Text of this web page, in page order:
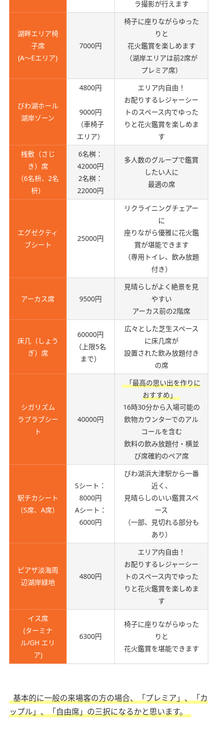
ラ撮影が行えます
湖畔エリア椅
子席
(A〜Eエリア)
7000円
椅子に座りながらゆった
りと
花火鑑賞を楽しめます
（湖岸エリアは前2席が
プレミア席）
びわ湖ホール
湖岸ゾーン
4800円
9000円
（車椅子
エリア）
エリア内自由！
お配りするレジャーシー
トのスペース内でゆった
りと花火鑑賞を楽しめま
す
桟敷（さじ
き）席
（6名枡、2名
枡）
6名桝：
42000円
2名桝：
22000円
多人数のグループで鑑賞
したい人に
最適の席
エグゼクティ
ブシート
25000円
リクライニングチェアー
に
座りながら優雅に花火鑑
賞が堪能できます
（専用トイレ、飲み放題
付き）
アーカス席 9500円
見晴らしがよく絶景を見
やすい
アーカス前の2階席
床几（しょう
ぎ）席
60000円
（上限5名
まで）
広々とした芝生スペース
に床几席が
設置された飲み放題付き
の席
シガリズム
ラブラブシー
ト
40000円
「最高の思い出を作りに
おすすめ」
16時30分から入場可能の
飲物カウンターでのアル
コールを含む
飲料の飲み放題付・横並
び席確約のペア席
駅チカシート
（S席、A席）
Sシート：
8000円
Aシート：
6000円
びわ湖浜大津駅から一番
近く、
見晴らしのいい鑑賞スペ
ース
（一部、見切れる部分も
あり）
ピアザ淡海周
辺湖岸緑地
4800円
エリア内自由！
お配りするレジャーシー
トのスペース内でゆった
りと花火鑑賞を楽しめま
す
イス席
(ターミナ
ル/GH エリ
ア)
6300円
椅子に座りながらゆった
りと
花火鑑賞を堪能できます
基本的に一般の来場客の方の場合、「プレミア」、「カ
ップル」、「自由席」の三択になるかと思います。